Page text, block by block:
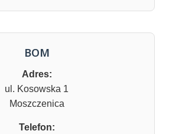
BOM
Adres:
ul. Kosowska 1
Moszczenica
Telefon: